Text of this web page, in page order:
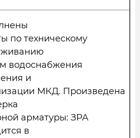
по техническому
водоснабжения
и
МКД. Произведена
арматуры: ЗРА
в